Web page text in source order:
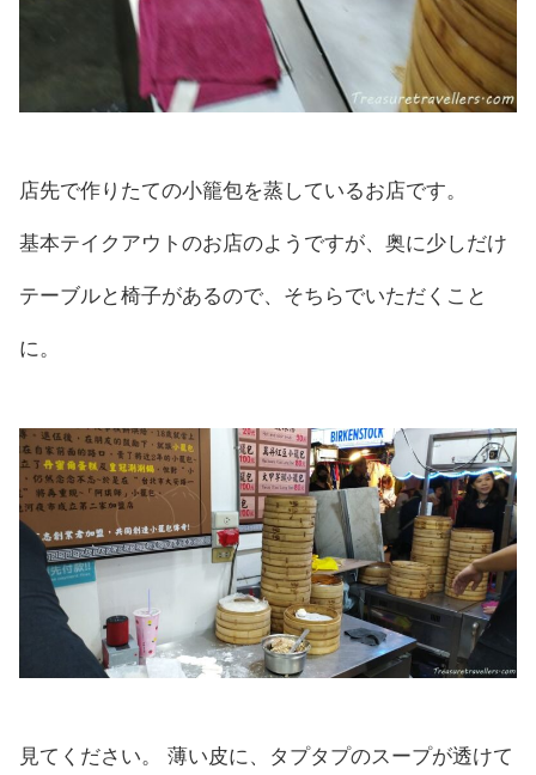
店先で作りたての小籠包を蒸しているお店です。
基本テイクアウトのお店のようですが、奥に少しだけ
テーブルと椅子があるので、そちらでいただくこと
に。
見てください。 薄い皮に、タプタプのスープが透けて